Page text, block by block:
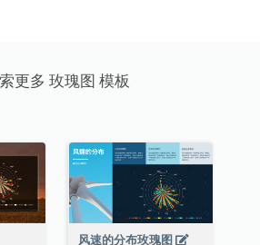
更多 玫瑰图 模板
风速的分布玫瑰图